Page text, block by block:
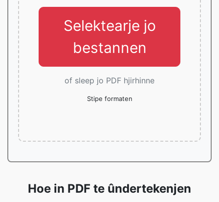
Selektearje jo
bestannen
of sleep jo PDF hjirhinne
Stipe formaten
Hoe in PDF te ûndertekenjen